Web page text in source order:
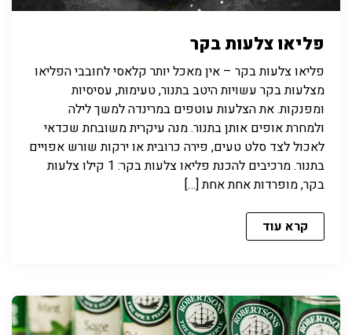
פליאו צלעות בקר
פליאו צלעות בקר – אין מאכל יותר קלאסי לחובבי הפליאו
מצלעות בקר עשויות היטב בתנור, טעימות, עסיסיות
ומפנקות. את הצלעות עוטפים במרינדה למשך לילה
ולמחרת אופים אותן בתנור. מנה עיקרית משובחת שכדאי
לאכול לצד סלט טעים, פירה כרובית או ירקות שורש אפויים
בתנור. מרכיבים להכנת פליאו צלעות בקר: 1 קילו צלעות
בקר, מופרדות אחת אחת […]
קרא עוד